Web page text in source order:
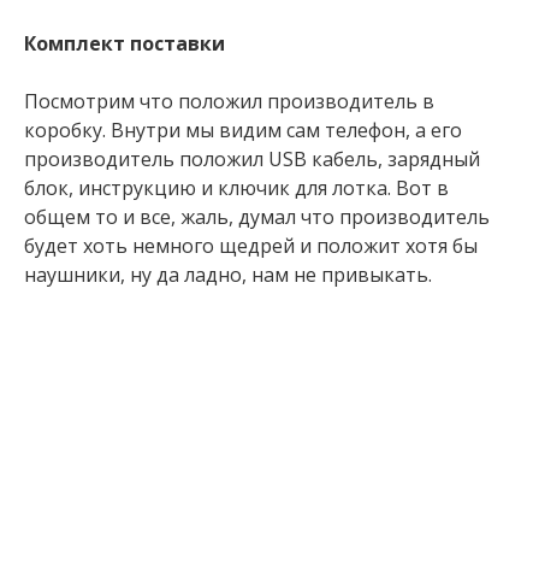
Комплект поставки
Посмотрим что положил производитель в
коробку. Внутри мы видим сам телефон, а его
производитель положил USB кабель, зарядный
блок, инструкцию и ключик для лотка. Вот в
общем то и все, жаль, думал что производитель
будет хоть немного щедрей и положит хотя бы
наушники, ну да ладно, нам не привыкать.